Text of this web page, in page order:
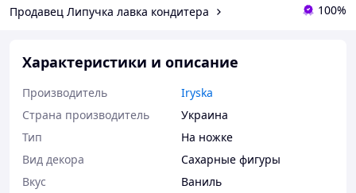
Продавец Липучка лавка кондитера 100%
Характеристики и описание
Производитель
Iryska
Страна производитель
Украина
Тип
На ножке
Вид декора
Сахарные фигуры
Вкус
Ваниль